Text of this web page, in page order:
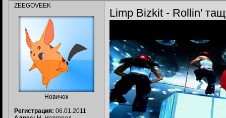
ZEEGOVEEK
Новичок
Регистрация: 06.01.2011
Limp Bizkit - Rollin'